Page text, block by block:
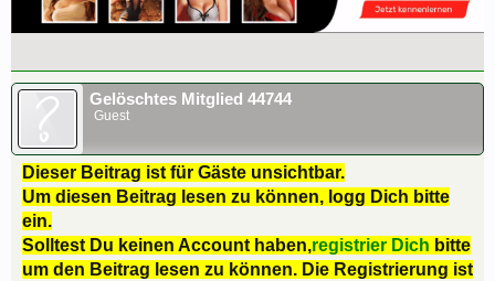
Gelöschtes Mitglied 44744
Guest
Dieser Beitrag ist für Gäste unsichtbar.
Um diesen Beitrag lesen zu können, logg Dich bitte
ein.
Solltest Du keinen Account haben,registrier Dich bitte
um den Beitrag lesen zu können. Die Registrierung ist